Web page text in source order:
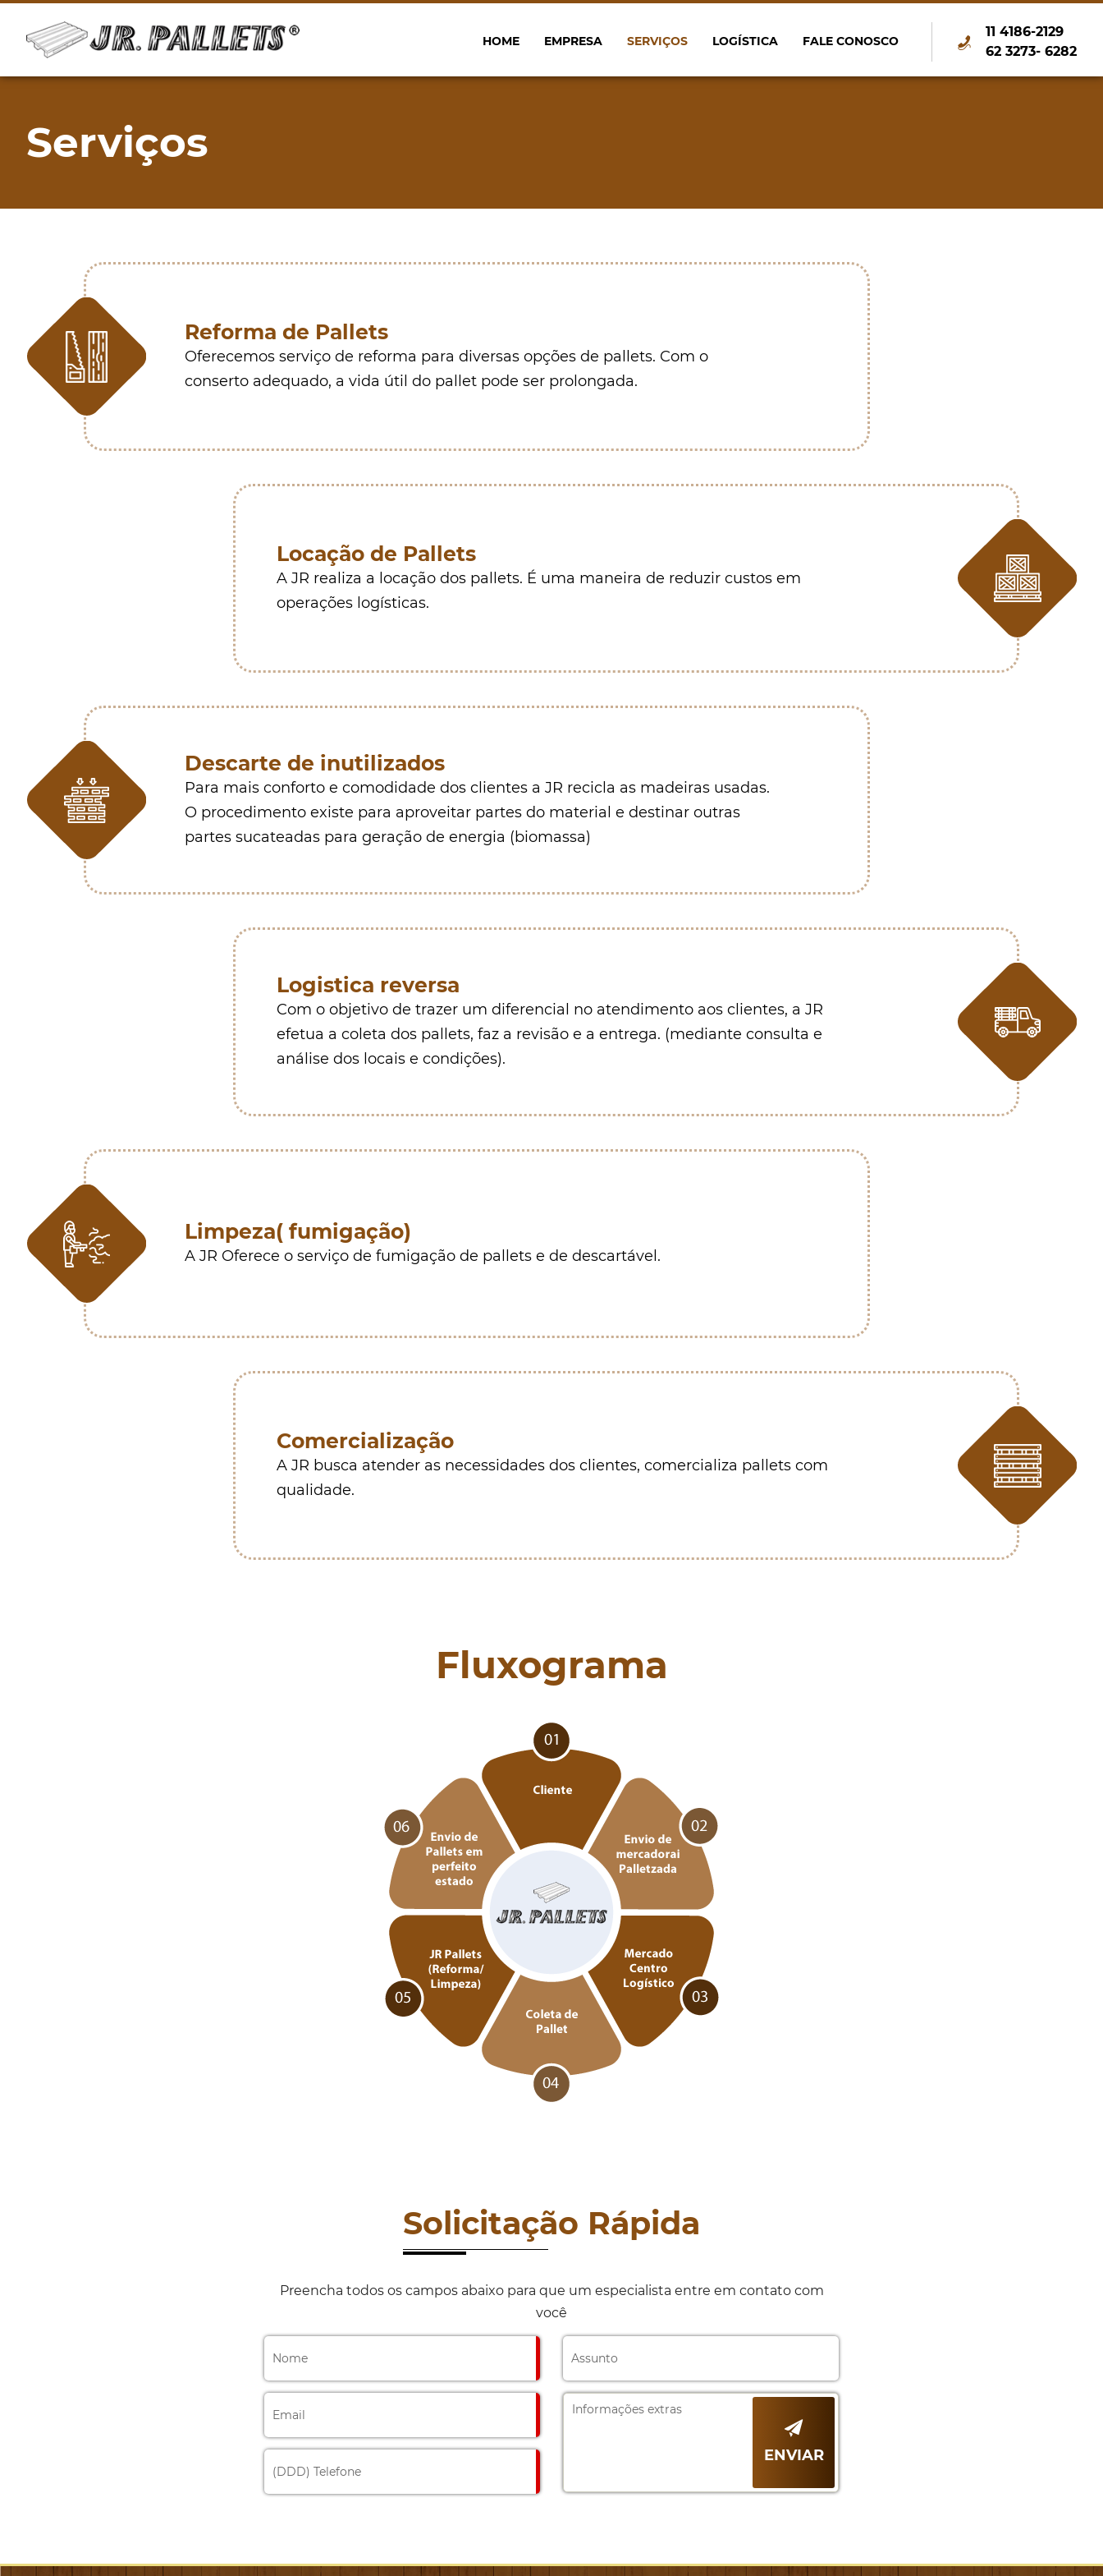
HOME EMPRESA SERVIÇOS LOGÍSTICA FALE CONOSCO
11 4186-2129
62 3273- 6282
Serviços
Reforma de Pallets
Oferecemos serviço de reforma para diversas opções de pallets. Com o
conserto adequado, a vida útil do pallet pode ser prolongada.
Locação de Pallets
A JR realiza a locação dos pallets. É uma maneira de reduzir custos em
operações logísticas.
Descarte de inutilizados
Para mais conforto e comodidade dos clientes a JR recicla as madeiras usadas.
O procedimento existe para aproveitar partes do material e destinar outras
partes sucateadas para geração de energia (biomassa)
Logistica reversa
Com o objetivo de trazer um diferencial no atendimento aos clientes, a JR
efetua a coleta dos pallets, faz a revisão e a entrega. (mediante consulta e
análise dos locais e condições).
Limpeza( fumigação)
A JR Oferece o serviço de fumigação de pallets e de descartável.
Comercialização
A JR busca atender as necessidades dos clientes, comercializa pallets com
qualidade.
Fluxograma
Solicitação Rápida
Preencha todos os campos abaixo para que um especialista entre em contato com
você
ENVIAR